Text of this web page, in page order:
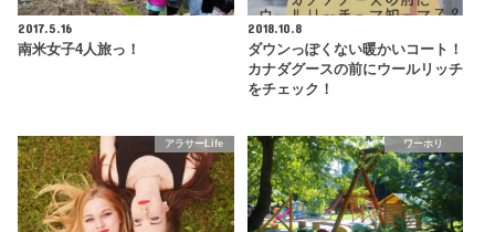
2017.5.16
南米女子4人旅っ！
2018.10.8
ダウンっぽくない暖かいコート！
カナダグースの前にウールリッチ
をチェック！
アラサーLife ワーホリ